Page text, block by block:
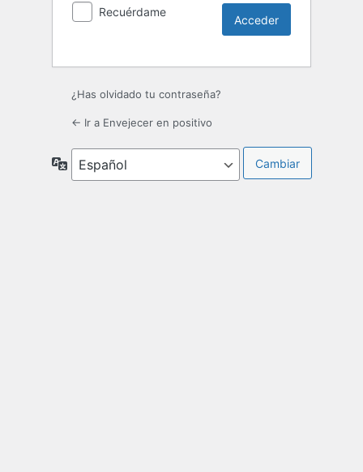
Recuérdame
¿Has olvidado tu contraseña?
← Ir a Envejecer en positivo
Idioma